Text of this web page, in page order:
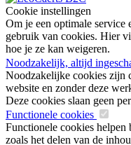
Cookie instellingen
Om je een optimale
gebruik van cookies. Hier
hoe je ze kan weigeren.
Noodzakelijk, altijd
Noodzakelijke cookies zijn
website en zonder deze
Deze cookies slaan geen
Functionele cookies
Functionele cookies helpen
zoals het delen van de